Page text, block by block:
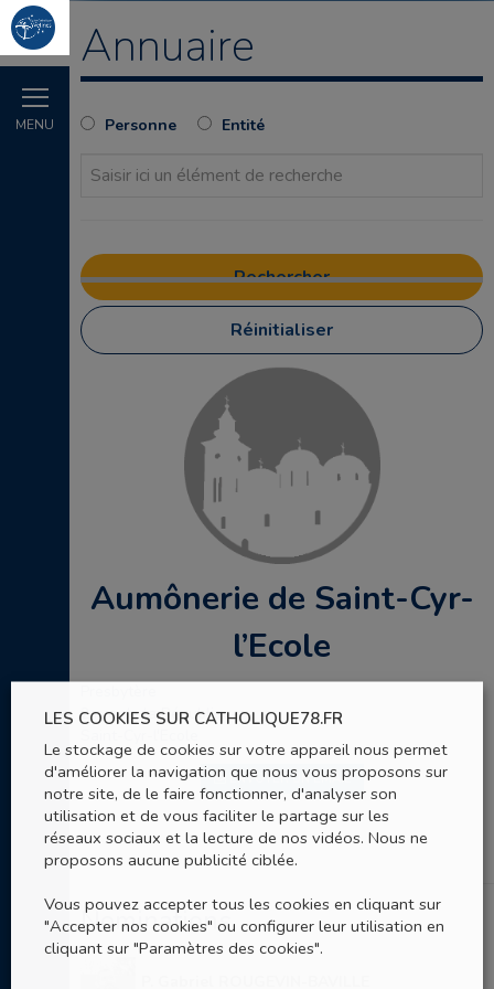
MENU
Annuaire
Personne Entité
Réinitialiser
Aumônerie de Saint-Cyr-
l’Ecole
2 rue de la République
ENVOYER UN EMAIL
Nominations
LES COOKIES SUR CATHOLIQUE78.FR
Le stockage de cookies sur votre appareil nous permet
d'améliorer la navigation que nous vous proposons sur
notre site, de le faire fonctionner, d'analyser son
utilisation et de vous faciliter le partage sur les
réseaux sociaux et la lecture de nos vidéos. Nous ne
proposons aucune publicité ciblée.
Vous pouvez accepter tous les cookies en cliquant sur
"Accepter nos cookies" ou configurer leur utilisation en
cliquant sur "Paramètres des cookies".